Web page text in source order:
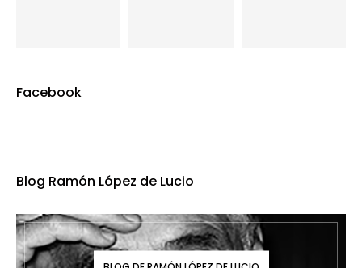
Facebook
Blog Ramón López de Lucio